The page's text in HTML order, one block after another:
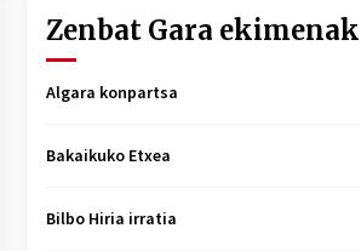
Zenbat Gara ekimenak
Algara konpartsa
Bakaikuko Etxea
Bilbo Hiria irratia